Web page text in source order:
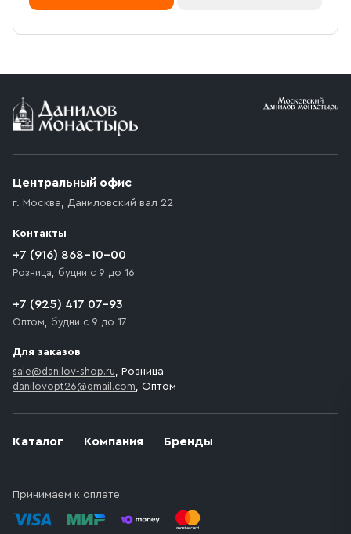
Каталог Компания Бренды
Принимаем к оплате
Центральный офис
г. Москва, Даниловский вал 22
Контакты
+7 (916) 868-10-00
Розница, будни с 9 до 16
+7 (925) 417 07-93
Оптом, будни с 9 до 17
Для заказов
sale@danilov-shop.ru, Розница
danilovopt26@gmail.com, Оптом